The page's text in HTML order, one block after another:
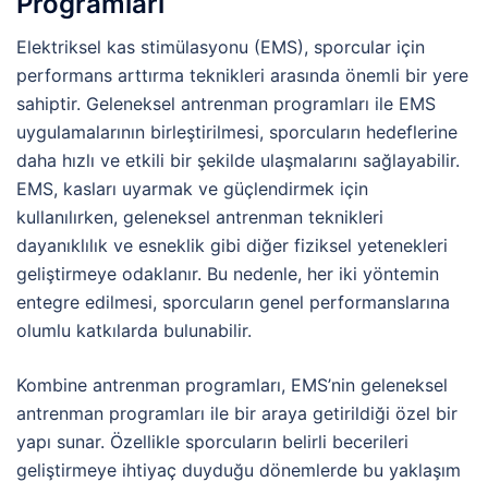
Elektriksel kas stimülasyonu (EMS), sporcular için
performans arttırma teknikleri arasında önemli bir yere
sahiptir. Geleneksel antrenman programları ile EMS
uygulamalarının birleştirilmesi, sporcuların hedeflerine
daha hızlı ve etkili bir şekilde ulaşmalarını sağlayabilir.
EMS, kasları uyarmak ve güçlendirmek için
kullanılırken, geleneksel antrenman teknikleri
dayanıklılık ve esneklik gibi diğer fiziksel yetenekleri
geliştirmeye odaklanır. Bu nedenle, her iki yöntemin
entegre edilmesi, sporcuların genel performanslarına
olumlu katkılarda bulunabilir.
Kombine antrenman programları, EMS’nin geleneksel
antrenman programları ile bir araya getirildiği özel bir
yapı sunar. Özellikle sporcuların belirli becerileri
geliştirmeye ihtiyaç duyduğu dönemlerde bu yaklaşım